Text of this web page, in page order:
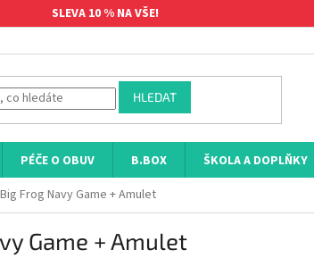
SLEVA 10 % NA VŠE!
HLEDAT
PÉČE O OBUV B.BOX ŠKOLA A DOPLŇKY
Frog Navy Game + Amulet
Game + Amulet